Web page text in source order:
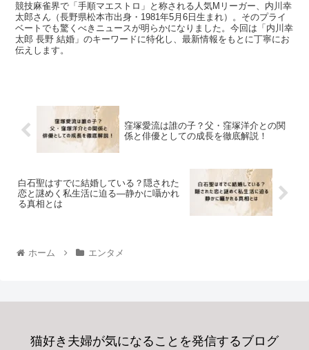
競技麻雀界で「手順マエストロ」と称される人気Mリーガー、内川幸
太郎さん（長野県松本市出身・1981年5月6日生まれ）。そのプライ
ベートでも驚くべきニュースが明らかになりました。今回は「内川幸
太郎 長野 結婚」のキーワードに特化し、最新情報をもとに丁寧にお
伝えします。
窪塚愛流は誰の子？父・窪塚洋介との関
係と俳優としての成長を徹底解説！
白石聖はすでに結婚している？隠された
恋と謎めく私生活に迫る—静かに囁かれ
る真相とは
ホーム エンタメ
猫好き夫婦が気になることを発信するブログ